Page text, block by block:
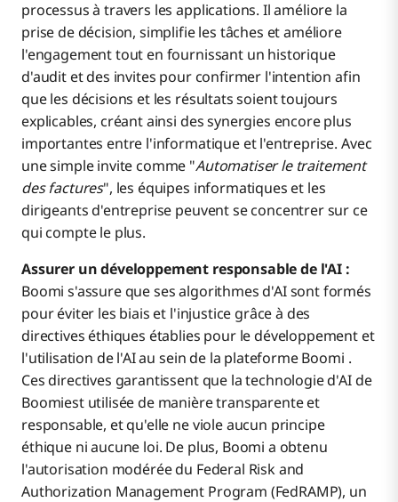
processus à travers les applications. Il améliore la
prise de décision, simplifie les tâches et améliore
l'engagement tout en fournissant un historique
d'audit et des invites pour confirmer l'intention afin
que les décisions et les résultats soient toujours
explicables, créant ainsi des synergies encore plus
importantes entre l'informatique et l'entreprise. Avec
une simple invite comme "Automatiser le traitement
des factures", les équipes informatiques et les
dirigeants d'entreprise peuvent se concentrer sur ce
qui compte le plus.
Assurer un développement responsable de l'AI :
Boomi s'assure que ses algorithmes d'AI sont formés
pour éviter les biais et l'injustice grâce à des
directives éthiques établies pour le développement et
l'utilisation de l'AI au sein de la plateforme Boomi .
Ces directives garantissent que la technologie d'AI de
Boomiest utilisée de manière transparente et
responsable, et qu'elle ne viole aucun principe
éthique ni aucune loi. De plus, Boomi a obtenu
l'autorisation modérée du Federal Risk and
Authorization Management Program (FedRAMP), un